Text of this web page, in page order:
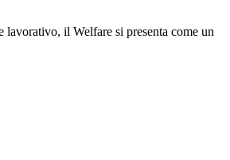
lavorativo, il Welfare si presenta come un